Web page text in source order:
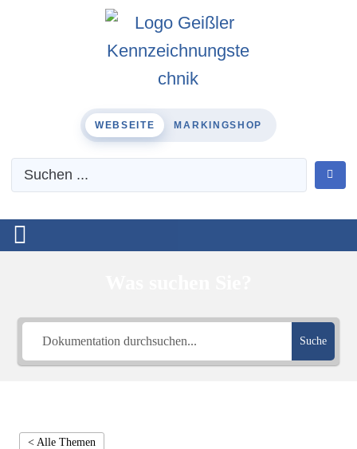
WEBSEITE MARKINGSHOP
Suche
< Alle Themen